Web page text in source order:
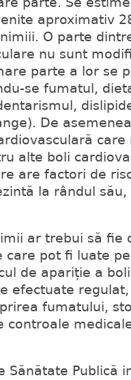
aproximativ
O parte
nu sunt
parte a lor se
se fumatul,
De
alte boli
are factori de
la rândul
ar trebui să fie
care pot fi luate
de apariție a
efectuate
fumatului,
controale
Publică